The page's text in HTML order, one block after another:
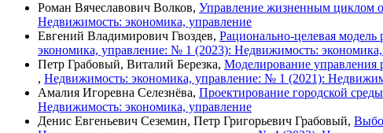
Роман Вячеславович Волков, Управление жизненным циклом
Недвижимость: экономика, управление
Евгений Владимирович Гвоздев, Рационально-целевая модель
экономика, управление: № 1 (2023): Недвижимость:
Петр Грабовый, Виталий Березка, Моделирование управления
, Недвижимость: экономика, управление: № 1 (2021):
Амалия Игоревна Селезнёва, Проектирование городской
Недвижимость: экономика, управление
Денис Евгеньевич Сеземин, Петр Григорьевич Грабовый,